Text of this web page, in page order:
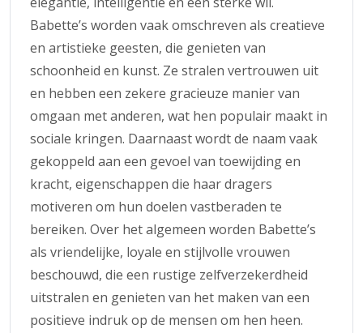
Babette’s worden vaak omschreven als creatieve
en artistieke geesten, die genieten van
schoonheid en kunst. Ze stralen vertrouwen uit
en hebben een zekere gracieuze manier van
omgaan met anderen, wat hen populair maakt in
sociale kringen. Daarnaast wordt de naam vaak
gekoppeld aan een gevoel van toewijding en
kracht, eigenschappen die haar dragers
motiveren om hun doelen vastberaden te
bereiken. Over het algemeen worden Babette’s
als vriendelijke, loyale en stijlvolle vrouwen
beschouwd, die een rustige zelfverzekerdheid
uitstralen en genieten van het maken van een
positieve indruk op de mensen om hen heen.